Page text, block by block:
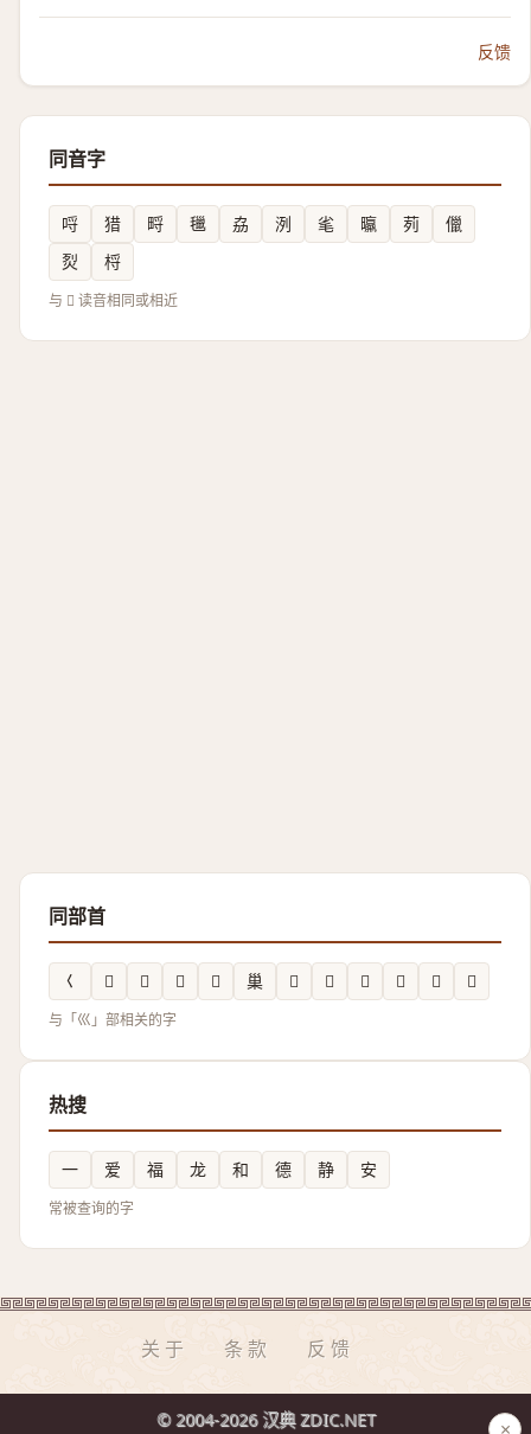
反馈
同音字
哷 猎 㽟 㲱 劦 洌 毟 㬯 茢
儠
烮
㭩
与 𡿳 读音相同或相近
同部首
𡿨 𢀎 𡿪 𡿹 𡿯 巢 𭗾 𢀊 𡿸 𢀍 𢀋 𢀆
与「巛」部相关的字
热搜
一 爱 福 龙 和 德 静 安
常被查询的字
关于 条款 反馈
© 2004-2026 汉典 ZDIC.NET ×